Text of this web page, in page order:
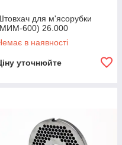
для м'ясорубки
600) 26.000
в наявності
уточнюйте